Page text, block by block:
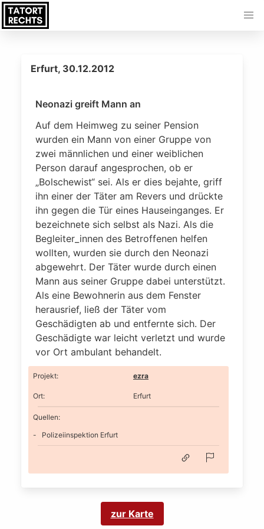
Erfurt, 30.12.2012
Neonazi greift Mann an
Auf dem Heimweg zu seiner Pension
wurden ein Mann von einer Gruppe von
zwei männlichen und einer weiblichen
Person darauf angesprochen, ob er
„Bolschewist“ sei. Als er dies bejahte, griff
ihn einer der Täter am Revers und drückte
ihn gegen die Tür eines Hauseinganges. Er
bezeichnete sich selbst als Nazi. Als die
Begleiter_innen des Betroffenen helfen
wollten, wurden sie durch den Neonazi
abgewehrt. Der Täter wurde durch einen
Mann aus seiner Gruppe dabei unterstützt.
Als eine Bewohnerin aus dem Fenster
herausrief, ließ der Täter vom
Geschädigten ab und entfernte sich. Der
Geschädigte war leicht verletzt und wurde
vor Ort ambulant behandelt.
Projekt: ezra
Ort: Erfurt
Quellen:
Polizeiinspektion Erfurt
zur Karte